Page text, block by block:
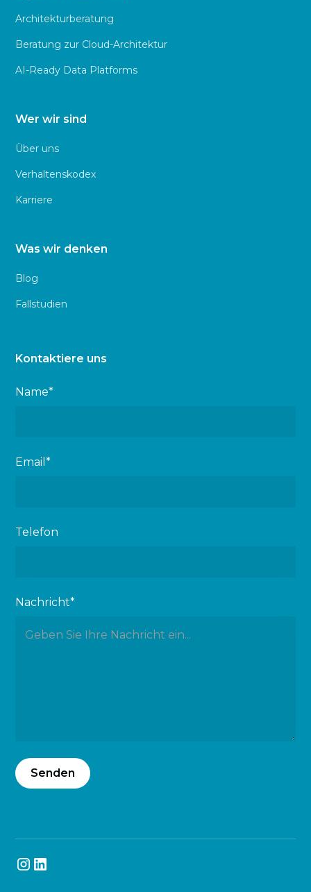
Architekturberatung
Beratung zur Cloud-Architektur
AI-Ready Data Platforms
Wer wir sind
Über uns
Verhaltenskodex
Karriere
Was wir denken
Blog
Fallstudien
Kontaktiere uns
Name*
Email*
Telefon
Nachricht*